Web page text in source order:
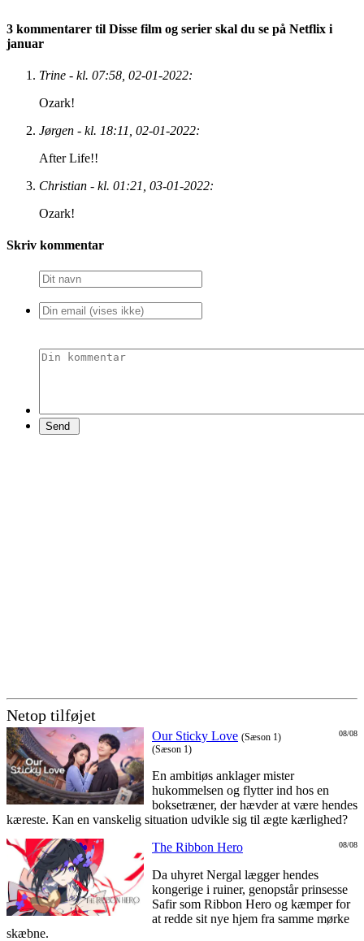
3 kommentarer til Disse film og serier skal du se på Netflix i
januar
Trine - kl. 07:58, 02-01-2022:
Ozark!
Jørgen - kl. 18:11, 02-01-2022:
After Life!!
Christian - kl. 01:21, 03-01-2022:
Ozark!
Skriv kommentar
Netop tilføjet
08/08
Our Sticky Love (Sæson 1)
(Sæson 1)
En ambitiøs anklager mister
hukommelsen og flytter ind hos en
boksetræner, der hævder at være hendes
kæreste. Kan en vanskelig situation udvikle sig til ægte kærlighed?
08/08
The Ribbon Hero
Da uhyret Nergal lægger hendes
kongerige i ruiner, genopstår prinsesse
Safir som Ribbon Hero og kæmper for
at redde sit nye hjem fra samme mørke
skæbne.